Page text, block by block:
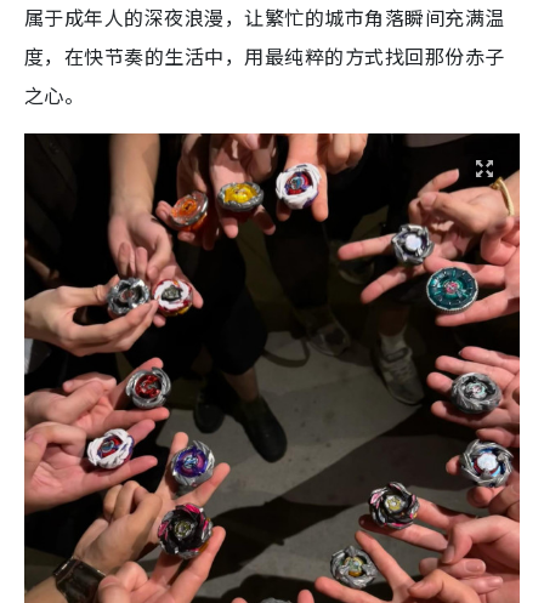
属于成年人的深夜浪漫，让繁忙的城市角落瞬间充满温
度，在快节奏的生活中，用最纯粹的方式找回那份赤子
之心。